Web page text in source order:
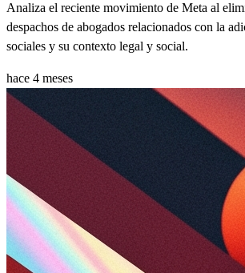
Analiza el reciente movimiento de Meta al
despachos de abogados relacionados con la
sociales y su contexto legal y social.
hace 4 meses